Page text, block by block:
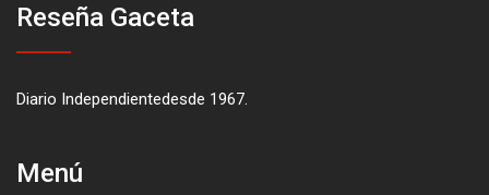
Reseña Gaceta
Diario Independientedesde 1967.
Menú